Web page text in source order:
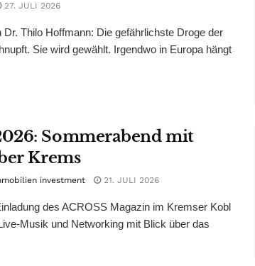
27. JULI 2026
Thilo Hoffmann: Die gefährlichste Droge der
Sie wird gewählt. Irgendwo in Europa hängt
Sommerabend mit
Krems
investment 21. JULI 2026
des ACROSS Magazin im Kremser Kobl
Musik und Networking mit Blick über das